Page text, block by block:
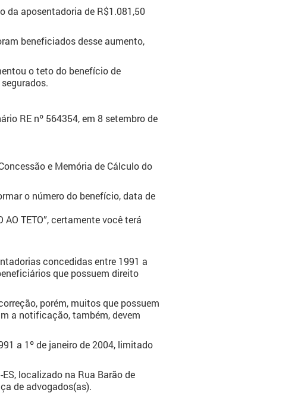
da aposentadoria de R$1.081,50
beneficiados desse aumento,
o teto do benefício de
RE nº 564354, em 8 setembro de
e Memória de Cálculo do
o número do benefício, data de
TETO”, certamente você terá
concedidas entre 1991 a
que possuem direito
porém, muitos que possuem
a notificação, também, devem
a 1º de janeiro de 2004, limitado
localizado na Rua Barão de
de advogados(as).